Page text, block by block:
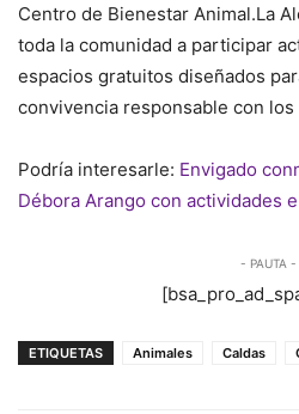
Centro de Bienestar Animal.La
toda la comunidad a participar
espacios gratuitos diseñados
convivencia responsable con los
Podría interesarle: Envigado
Débora Arango con actividades
- PAUTA -
ETIQUETAS Animales Caldas